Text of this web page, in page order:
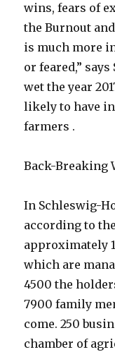
wins, fears of
the Burnout
is much more
or feared,”
wet the year
likely to have
farmers .
Back-Breaking
In Schleswig-
according to
approximately
which are
4500 the
7900 family
come. 250
chamber of